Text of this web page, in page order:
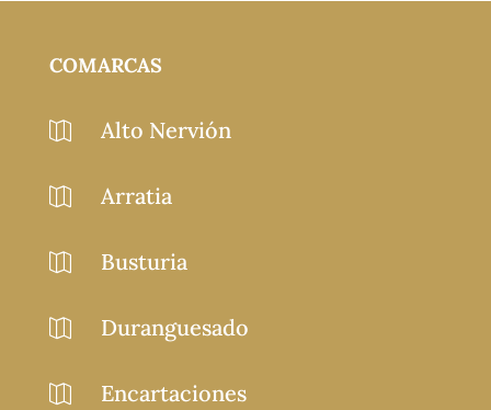
COMARCAS
 Alto Nervión
 Arratia
 Busturia
 Duranguesado
 Encartaciones